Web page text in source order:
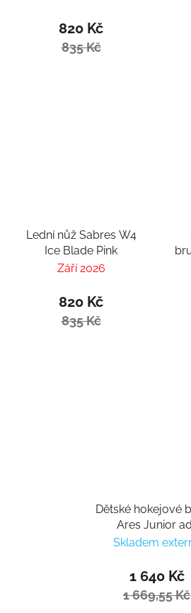
820 Kč
835 Kč
Lední nůž Sabres W4
Ice Blade Pink
Září 2026
820 Kč
835 Kč
Dětské hokejové
Ares Junior
Skladem
1 640 Kč
1 669,55 Kč